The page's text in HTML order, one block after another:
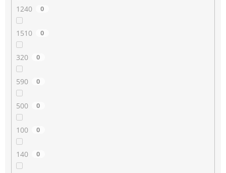
1240 0
1510 0
320 0
590 0
500 0
100 0
140 0